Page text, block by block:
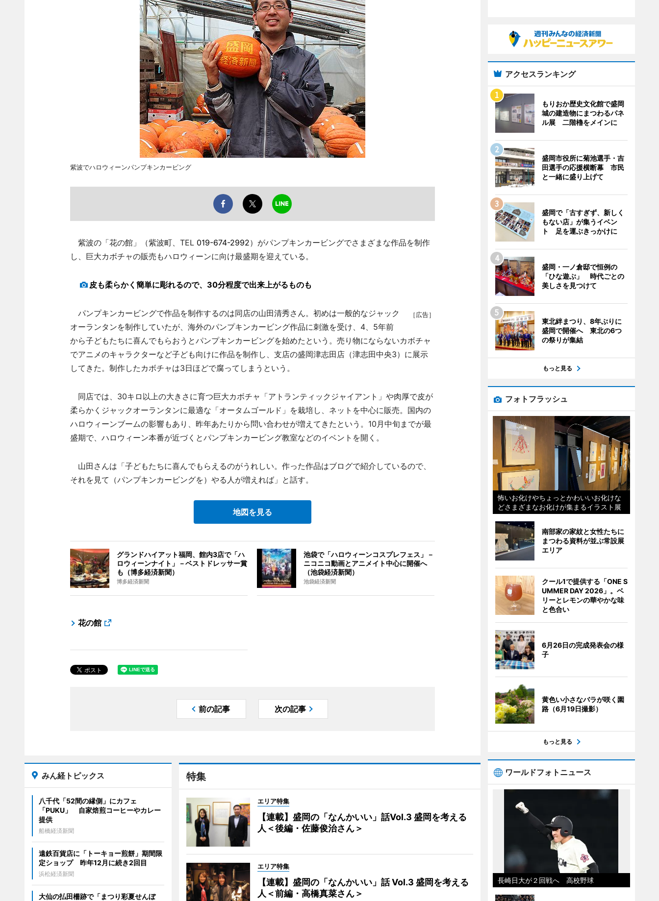
紫波でハロウィーンパンプキンカービング
紫波の「花の館」（紫波町、TEL 019-674-2992）がパンプキンカービングでさまざまな作品を制作
し、巨大カボチャの販売もハロウィーンに向け最盛期を迎えている。
皮も柔らかく簡単に彫れるので、30分程度で出来上がるものも
［広告］
パンプキンカービングで作品を制作するのは同店の山田清秀さん。初めは一般的なジャック
オーランタンを制作していたが、海外のパンプキンカービング作品に刺激を受け、4、5年前
から子どもたちに喜んでもらおうとパンプキンカービングを始めたという。売り物にならないカボチャ
でアニメのキャラクターなど子ども向けに作品を制作し、支店の盛岡津志田店（津志田中央3）に展示
してきた。制作したカボチャは3日ほどで腐ってしまうという。
同店では、30キロ以上の大きさに育つ巨大カボチャ「アトランティックジャイアント」や肉厚で皮が
柔らかくジャックオーランタンに最適な「オータムゴールド」を栽培し、ネットを中心に販売。国内の
ハロウィーンブームの影響もあり、昨年あたりから問い合わせが増えてきたという。10月中旬までが最
盛期で、ハロウィーン本番が近づくとパンプキンカービング教室などのイベントを開く。
山田さんは「子どもたちに喜んでもらえるのがうれしい。作った作品はブログで紹介しているので、
それを見て（パンプキンカービングを）やる人が増えれば」と話す。
地図を見る
グランドハイアット福岡、館内3店で「ハ
ロウィーンナイト」－ベストドレッサー賞
も（博多経済新聞）
博多経済新聞
池袋で「ハロウィーンコスプレフェス」－
ニコニコ動画とアニメイト中心に開催へ
（池袋経済新聞）
池袋経済新聞
花の館
前の記事 次の記事
特集
エリア特集
【連載】盛岡の「なんかいい」話Vol.3 盛岡を考える
人＜後編・佐藤俊治さん＞
エリア特集
【連載】盛岡の「なんかいい」話 Vol.3 盛岡を考える
人＜前編・高橋真菜さん＞
みん経トピックス
八千代「52間の縁側」にカフェ
「PUKU」 自家焙煎コーヒーやカレー
提供
船橋経済新聞
遠鉄百貨店に「トーキョー煎餅」期間限
定ショップ 昨年12月に続き2回目
浜松経済新聞
大仙の払田柵跡で「まつり彩夏せんぼ
アクセスランキング
もりおか歴史文化館で盛岡
城の建造物にまつわるパネ
ル展 二階櫓をメインに
盛岡市役所に菊池選手・吉
田選手の応援横断幕 市民
と一緒に盛り上げて
盛岡で「古すぎず、新しく
もない店」が集うイベン
ト 足を運ぶきっかけに
盛岡・一ノ倉邸で恒例の
「ひな遊ぶ」 時代ごとの
美しさを見つけて
東北絆まつり、8年ぶりに
盛岡で開催へ 東北の6つ
の祭りが集結
もっと見る
フォトフラッシュ
怖いお化けやちょっとかわいいお化けな
どさまざまなお化けが集まるイラスト展
南部家の家紋と女性たちに
まつわる資料が並ぶ常設展
エリア
クール1で提供する「ONE S
UMMER DAY 2026」。ベ
リーとレモンの華やかな味
と色合い
6月26日の完成発表会の様
子
黄色い小さなバラが咲く園
路（6月19日撮影）
もっと見る
ワールドフォトニュース
長崎日大が２回戦へ 高校野球